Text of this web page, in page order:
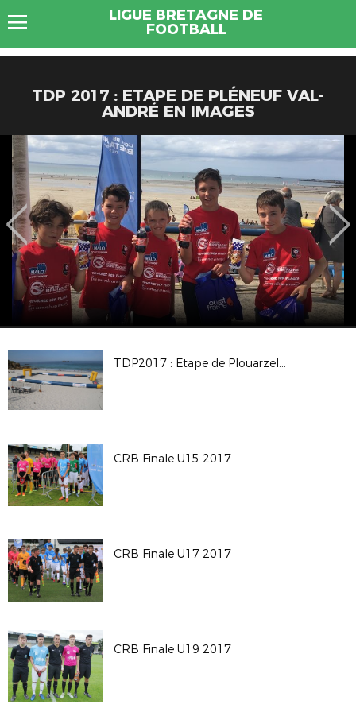
LIGUE BRETAGNE DE
FOOTBALL
TDP 2017 : ETAPE DE PLÉNEUF VAL-
ANDRÉ EN IMAGES
TDP2017 : Etape de Plouarzel en images !
CRB Finale U15 2017
CRB Finale U17 2017
CRB Finale U19 2017